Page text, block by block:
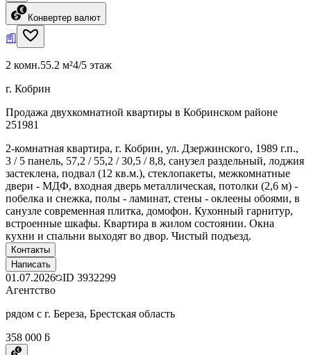
Конвертер валют
2 комн.55.2 м²4/5 этаж
г. Кобрин
Продажа двухкомнатной квартиры в Кобринском районе
251981
2-комнатная квартира, г. Кобрин, ул. Дзержинского, 1989 г.п.,
3 / 5 панель, 57,2 / 55,2 / 30,5 / 8,8, санузел раздельный, лоджия
застеклена, подвал (12 кв.м.), стеклопакеты, межкомнатные
двери - МДФ, входная дверь металлическая, потолки (2,6 м) -
побелка и снежка, полы - ламинат, стены - оклеены обоями, в
санузле современная плитка, домофон. Кухонный гарнитур,
встроенные шкафы. Квартира в жилом состоянии. Окна
кухни и спальни выходят во двор. Чистый подъезд.
Контакты
Написать
01.07.2026 ID 3932299
Агентство
рядом с г. Береза, Брестская область
358 000 ƃ